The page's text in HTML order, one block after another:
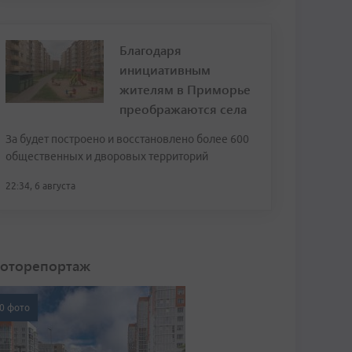
Благодаря
инициативным
жителям в Приморье
преображаются села
За будет построено и восстановлено более 600
общественных и дворовых территорий
22:34, 6 августа
фото